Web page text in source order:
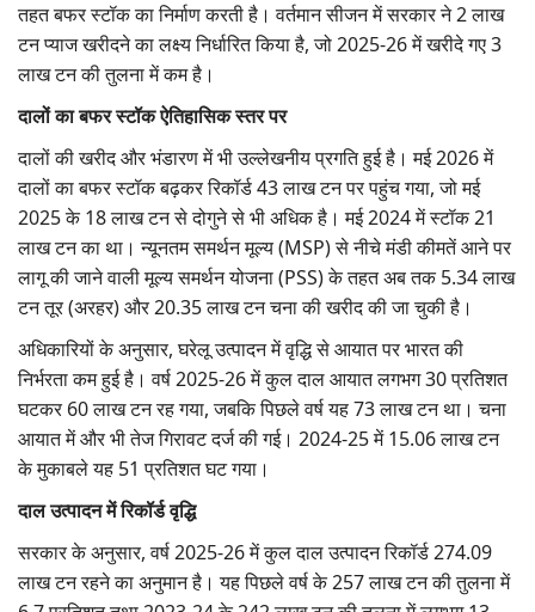
English Hindi
तहत बफर स्टॉक का निर्माण करती है। वर्तमान सीजन में सरकार ने 2 लाख
टन प्याज खरीदने का लक्ष्य निर्धारित किया है, जो 2025-26 में खरीदे गए 3
लाख टन की तुलना में कम है।
दालों का बफर स्टॉक ऐतिहासिक स्तर पर
दालों की खरीद और भंडारण में भी उल्लेखनीय प्रगति हुई है। मई 2026 में
दालों का बफर स्टॉक बढ़कर रिकॉर्ड 43 लाख टन पर पहुंच गया, जो मई
2025 के 18 लाख टन से दोगुने से भी अधिक है। मई 2024 में स्टॉक 21
लाख टन का था। न्यूनतम समर्थन मूल्य (MSP) से नीचे मंडी कीमतें आने पर
लागू की जाने वाली मूल्य समर्थन योजना (PSS) के तहत अब तक 5.34 लाख
टन तूर (अरहर) और 20.35 लाख टन चना की खरीद की जा चुकी है।
अधिकारियों के अनुसार, घरेलू उत्पादन में वृद्धि से आयात पर भारत की
निर्भरता कम हुई है। वर्ष 2025-26 में कुल दाल आयात लगभग 30 प्रतिशत
घटकर 60 लाख टन रह गया, जबकि पिछले वर्ष यह 73 लाख टन था। चना
आयात में और भी तेज गिरावट दर्ज की गई। 2024-25 में 15.06 लाख टन
के मुकाबले यह 51 प्रतिशत घट गया।
दाल उत्पादन में रिकॉर्ड वृद्धि
सरकार के अनुसार, वर्ष 2025-26 में कुल दाल उत्पादन रिकॉर्ड 274.09
लाख टन रहने का अनुमान है। यह पिछले वर्ष के 257 लाख टन की तुलना में